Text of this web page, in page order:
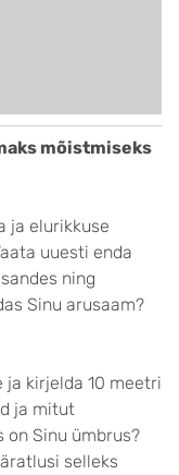
mõistmiseks
ja elurikkuse
uuesti enda
ning
Sinu arusaam?
ja kirjelda 10 meetri
ja mitut
on Sinu ümbrus?
selleks